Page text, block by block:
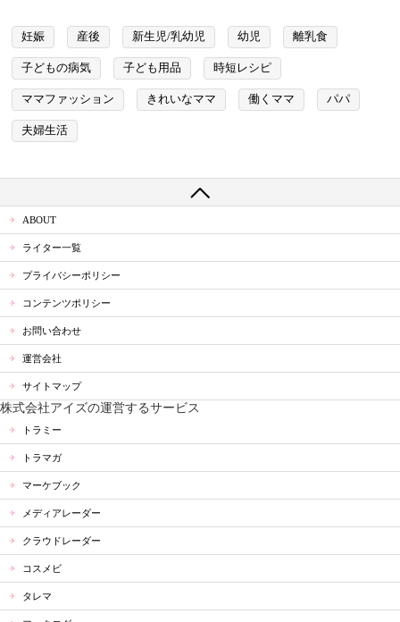
妊娠 産後 新生児/乳幼児 幼児 離乳食
子どもの病気 子ども用品 時短レシピ
ママファッション きれいなママ 働くママ パパ
夫婦生活
ABOUT
ライター一覧
プライバシーポリシー
コンテンツポリシー
お問い合わせ
運営会社
サイトマップ
株式会社アイズの運営するサービス
トラミー
トラマガ
マーケブック
メディアレーダー
クラウドレーダー
コスメビ
タレマ